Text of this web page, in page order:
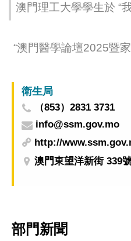
澳門理工大學學生於 “
“澳門醫學論壇2025暨
衛生局
（853）2831 3731
info@ssm.gov.mo
http://
澳門東望洋新街 339
部門新聞